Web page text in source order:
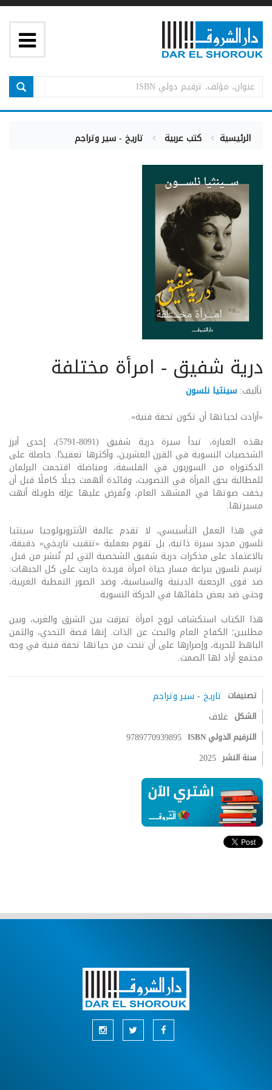
الرئيسية كتب عربية تاريخ - سير وتراجم
درية شفيق - امرأة مختلفة
تأليف: سينثيا نلسون
«أرادت لحياتها أن تكون تحفة فنية».
بهذه العبارة، تبدأ سيرة درية شفيق (8091-5791)، إحدى أبرز
الشخصيات النسوية في القرن العشرين، وأكثرها تعقيدًا. حاصلة على
الدكتوراه من السوربون في الفلسفة، ومناضلة اقتحمت البرلمان
للمطالبة بحق المرأة في التصويت، وقائدة ألهمت جيلًا كاملًا قبل أن
يخفت صوتها في المشهد العام، وتُفرض عليها عزلة طويلة أنهت
مسيرتها.
في هذا العمل التأسيسي، لا تقدم عالمة الأنثروبولوجيا سينثيا
نلسون مجرد سيرة ذاتية، بل تقوم بعملية «تنقيب تاريخي» دقيقة،
بالاعتماد على مذكرات درية شفيق الشخصية التي لم تُنشر من قبل.
ترسم نلسون ببراعة مسار حياة امرأة فريدة حاربت على كل الجبهات:
ضد قوى الرجعية الدينية والسياسية، وضد الصور النمطية الغربية،
وحتى ضد بعض حلفائها في الحركة النسوية.
هذا الكتاب استكشاف لروح امرأة تمزقت بين الشرق والغرب، وبين
مطلبين؛ الكفاح العام والبحث عن الذات. إنها قصة التحدي، والثمن
الباهظ للحرية، وإصرارها على أن تنحت من حياتها تحفة فنية في وجه
مجتمع أراد لها الصمت.
تصنيفات تاريخ - سير وتراجم
الشكل غلاف
الترقيم الدولي ISBN 9789770939895
سنة النشر 2025